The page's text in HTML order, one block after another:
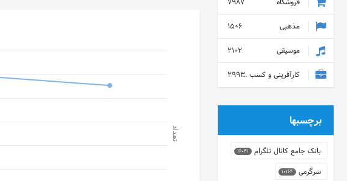
تعداد
فروشگاه
7987
مذهبی
1506
موسیقی
2102
کارآفرینی و کسب و کار 2993
برچسبها
بانک جامع کانال تلگرام 16041
سرگرمی 10164